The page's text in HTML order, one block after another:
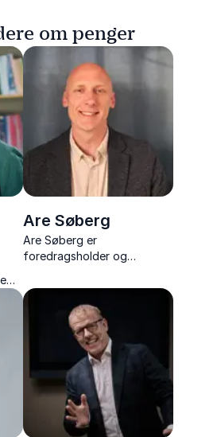
om penger
Are Søberg
Are Søberg er
foredragsholder og
som Sløseriombudsmannen,
som bruker humor til å gjøre
økonomi og ressursbruk
forståelig.